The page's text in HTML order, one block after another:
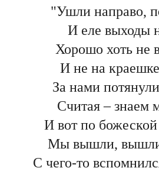
"Ушли направо,
И еле выходы
Хорошо хоть не
И не на
За нами
Считая – знаем
И вот по
Мы вышли, вышли
С чего-то